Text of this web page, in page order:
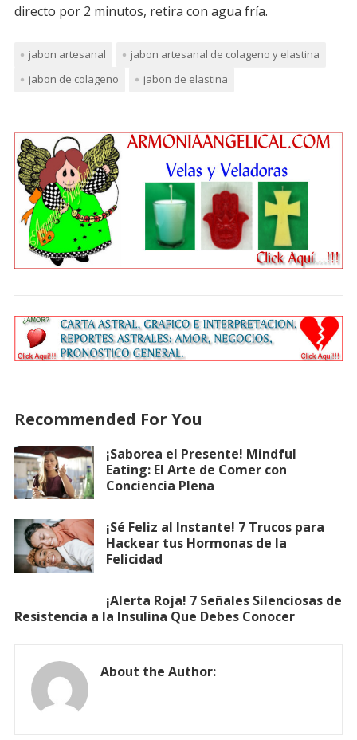
directo por 2 minutos, retira con agua fría.
jabon artesanal
jabon artesanal de colageno y elastina
jabon de colageno
jabon de elastina
Recommended For You
¡Saborea el Presente! Mindful
Eating: El Arte de Comer con
Conciencia Plena
¡Sé Feliz al Instante! 7 Trucos para
Hackear tus Hormonas de la
Felicidad
¡Alerta Roja! 7 Señales Silenciosas de
Resistencia a la Insulina Que Debes Conocer
About the Author: